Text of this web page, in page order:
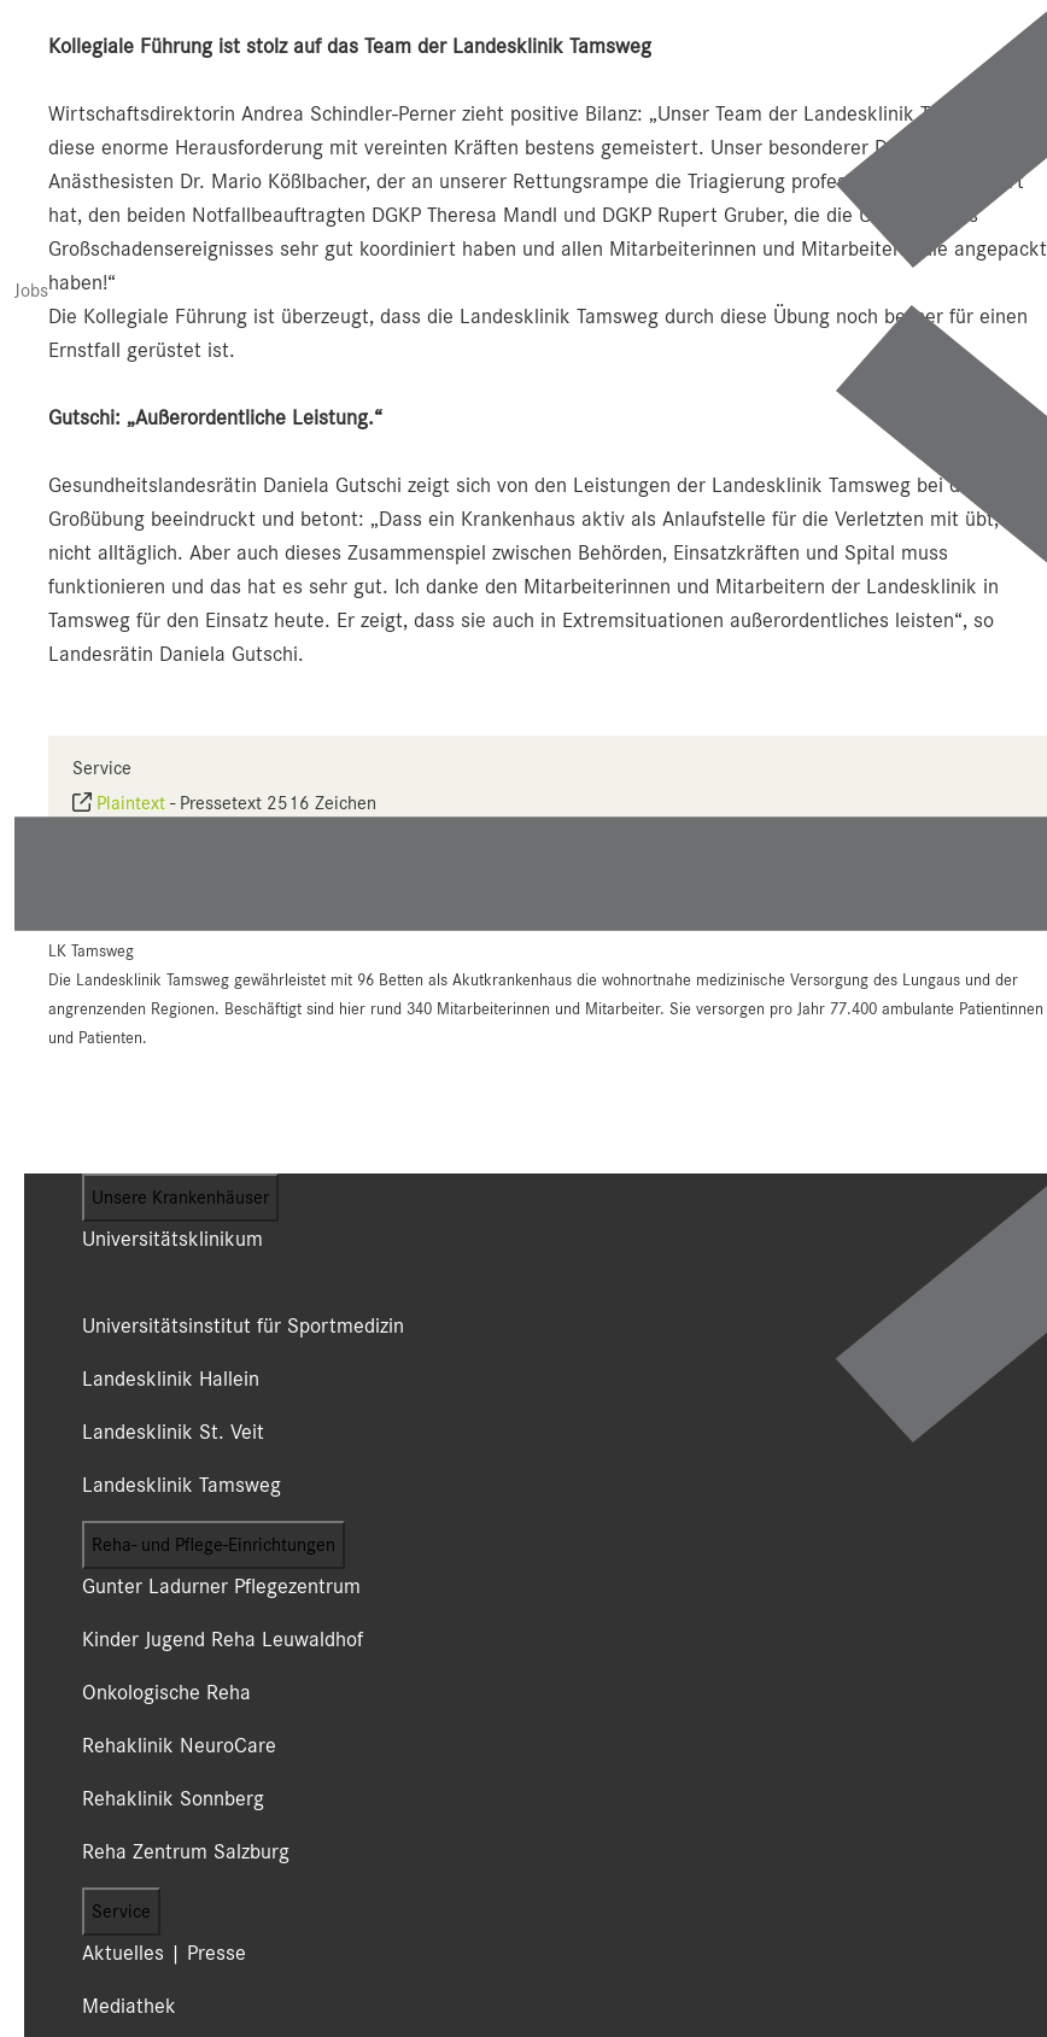
Jobs
Kollegiale Führung ist stolz auf das Team der Landesklinik Tamsweg
Wirtschaftsdirektorin Andrea Schindler-Perner zieht positive Bilanz: „Unser Team der Landesklinik Tamsweg hat
diese enorme Herausforderung mit vereinten Kräften bestens gemeistert. Unser besonderer Dank gilt unserem
Anästhesisten Dr. Mario Kößlbacher, der an unserer Rettungsrampe die Triagierung professionell durchgeführt
hat, den beiden Notfallbeauftragten DGKP Theresa Mandl und DGKP Rupert Gruber, die die Übung dieses
Großschadensereignisses sehr gut koordiniert haben und allen Mitarbeiterinnen und Mitarbeitern, die angepackt
haben!“
Die Kollegiale Führung ist überzeugt, dass die Landesklinik Tamsweg durch diese Übung noch besser für einen
Ernstfall gerüstet ist.
Gutschi: „Außerordentliche Leistung.“
Gesundheitslandesrätin Daniela Gutschi zeigt sich von den Leistungen der Landesklinik Tamsweg bei der
Großübung beeindruckt und betont: „Dass ein Krankenhaus aktiv als Anlaufstelle für die Verletzten mit übt, ist
nicht alltäglich. Aber auch dieses Zusammenspiel zwischen Behörden, Einsatzkräften und Spital muss
funktionieren und das hat es sehr gut. Ich danke den Mitarbeiterinnen und Mitarbeitern der Landesklinik in
Tamsweg für den Einsatz heute. Er zeigt, dass sie auch in Extremsituationen außerordentliches leisten“, so
Landesrätin Daniela Gutschi.
Service
Plaintext - Pressetext 2516 Zeichen
LK Tamsweg
Die Landesklinik Tamsweg gewährleistet mit 96 Betten als Akutkrankenhaus die wohnortnahe medizinische Versorgung des Lungaus und der
angrenzenden Regionen. Beschäftigt sind hier rund 340 Mitarbeiterinnen und Mitarbeiter. Sie versorgen pro Jahr 77.400 ambulante Patientinnen
und Patienten.
Unsere Krankenhäuser
Universitätsklinikum
Universitätsinstitut für Sportmedizin
Landesklinik Hallein
Landesklinik St. Veit
Landesklinik Tamsweg
Reha- und Pflege-Einrichtungen
Gunter Ladurner Pflegezentrum
Kinder Jugend Reha Leuwaldhof
Onkologische Reha
Rehaklinik NeuroCare
Rehaklinik Sonnberg
Reha Zentrum Salzburg
Service
Aktuelles | Presse
Mediathek